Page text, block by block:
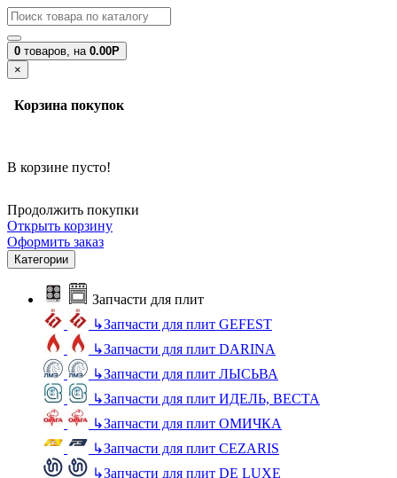
0 товаров, на 0.00Р
×
Корзина покупок
В корзине пусто!
Продолжить покупки
Открыть корзину
Оформить заказ
Категории
Запчасти для плит
↳Запчасти для плит GEFEST
↳Запчасти для плит DARINA
↳Запчасти для плит ЛЫСЬВА
↳Запчасти для плит ИДЕЛЬ, ВЕСТА
↳Запчасти для плит ОМИЧКА
↳Запчасти для плит CEZARIS
↳Запчасти для плит DE LUXE